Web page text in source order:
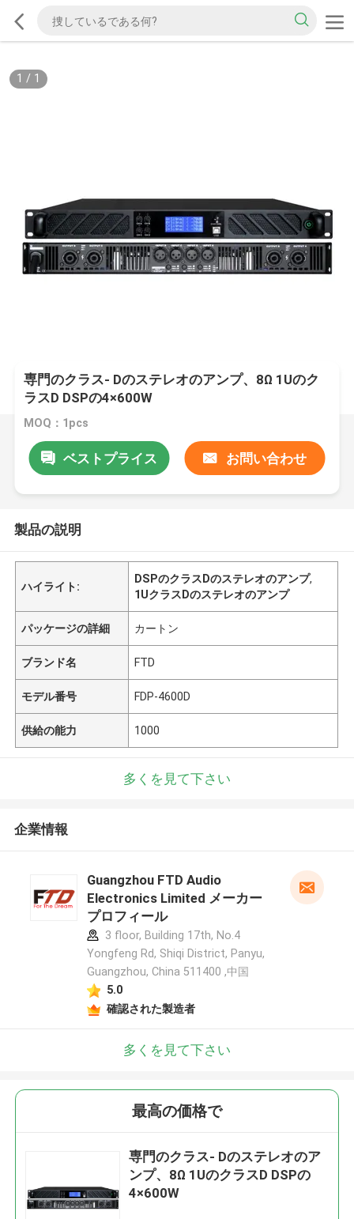
1 / 1
専門のクラス- Dのステレオのアンプ、8Ω 1Uのク
ラスD DSPの4×600W
MOQ：1pcs
ベストプライス お問い合わせ
製品の説明
ハイライト:
DSPのクラスDのステレオのアンプ,
1UクラスDのステレオのアンプ
パッケージの詳細 カートン
ブランド名 FTD
モデル番号 FDP-4600D
供給の能力 1000
多くを見て下さい
企業情報
Guangzhou FTD Audio
Electronics Limited メーカー
プロフィール
3 floor, Building 17th, No.4
Yongfeng Rd, Shiqi District, Panyu,
Guangzhou, China 511400 ,中国
5.0
確認された製造者
多くを見て下さい
最高の価格で
専門のクラス- Dのステレオのア
ンプ、8Ω 1UのクラスD DSPの
4×600W